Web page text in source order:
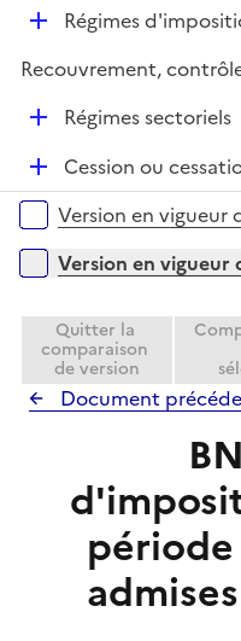
D
p
r
Régimes
Recouvrement,
D
e
Régimes sectoriels
D
é
p
e
r
Cession ou
Versions sur la période
Version en
Version en vigueur
Quitter la
comparaison
de version
Document